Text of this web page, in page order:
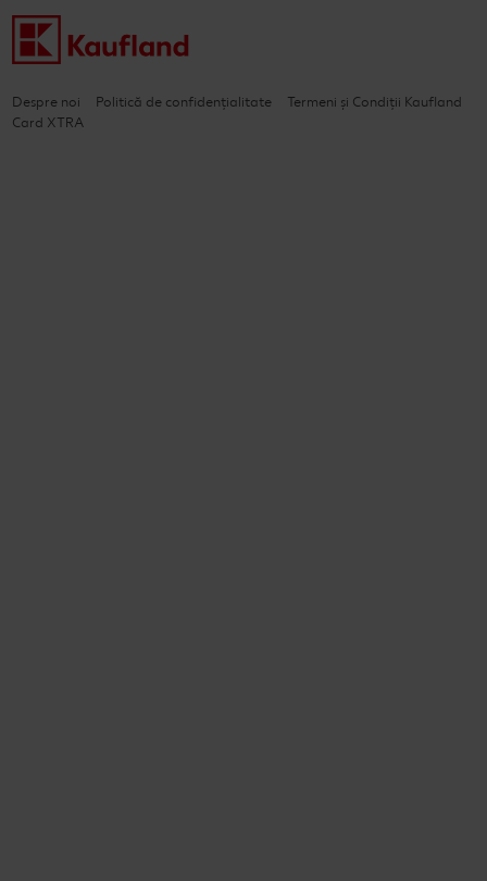
Despre noi Politică de confidențialitate
Termeni și Condiții Kaufland
Card XTRA